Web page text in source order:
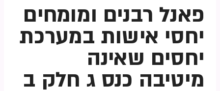
פאנל רבנים ומומחים
יחסי אישות במערכת
יחסים שאינה
מיטיבה כנס ג חלק ב